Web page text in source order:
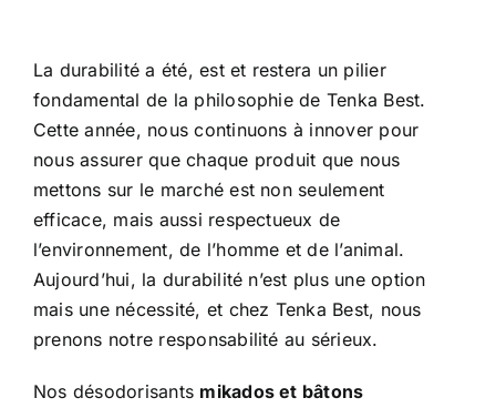
La durabilité a été, est et restera un pilier
fondamental de la philosophie de Tenka Best.
Cette année, nous continuons à innover pour
nous assurer que chaque produit que nous
mettons sur le marché est non seulement
efficace, mais aussi respectueux de
l’environnement, de l’homme et de l’animal.
Aujourd’hui, la durabilité n’est plus une option
mais une nécessité, et chez Tenka Best, nous
prenons notre responsabilité au sérieux.
Nos désodorisants mikados et bâtons